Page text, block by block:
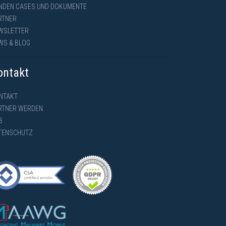
CASES UND DOKUMENTE
& BLOG
WERDEN